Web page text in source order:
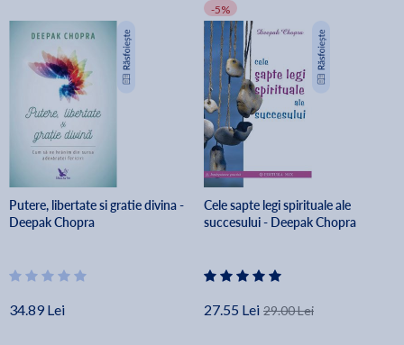
Putere, libertate si gratie divina -
Deepak Chopra
34.89 Lei
-5%
Cele sapte legi spirituale ale
succesului - Deepak Chopra
27.55 Lei 29.00 Lei